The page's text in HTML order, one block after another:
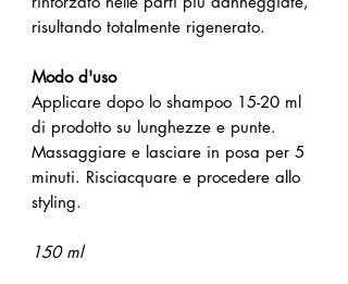
risultando totalmente rigenerato.
Modo d'uso
Applicare dopo lo shampoo 15-20 ml
di prodotto su lunghezze e punte.
Massaggiare e lasciare in posa per 5
minuti. Risciacquare e procedere allo
styling.
150 ml